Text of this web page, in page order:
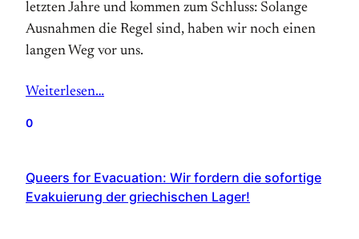
letzten Jahre und kommen zum Schluss: Solange
Ausnahmen die Regel sind, haben wir noch einen
langen Weg vor uns.
Weiterlesen…
0
Queers for Evacuation: Wir fordern die sofortige
Evakuierung der griechischen Lager!